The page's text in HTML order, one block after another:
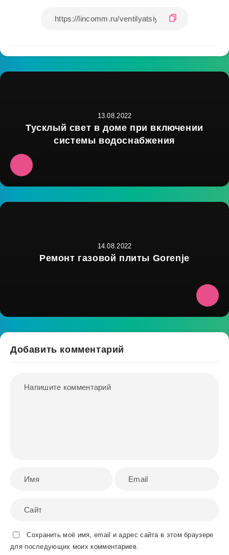
13.08.2022
Тусклый свет в доме при включении
системы водоснабжения
14.08.2022
Ремонт газовой плиты Gorenje
Добавить комментарий
Сохранить моё имя, email и адрес сайта в этом браузере
для последующих моих комментариев.